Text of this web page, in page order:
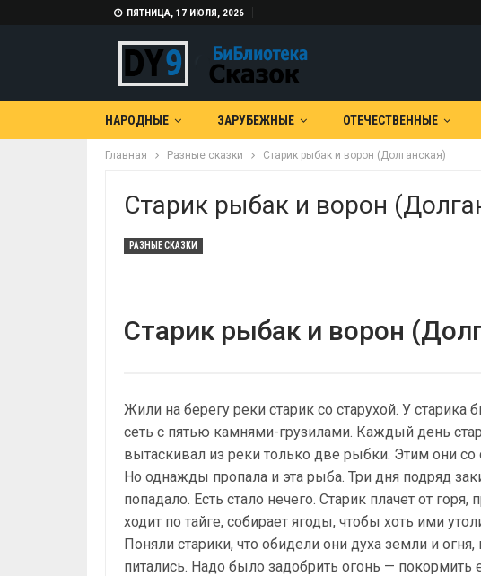
ПЯТНИЦА, 17 ИЮЛЯ, 2026
НАРОДНЫЕ ЗАРУБЕЖНЫЕ ОТЕЧЕСТВЕННЫЕ
Главная Разные сказки Старик рыбак и ворон (Долганская)
Старик рыбак и ворон
РАЗНЫЕ СКАЗКИ
Старик рыбак и ворон
Жили на берегу реки старик со старухой. У старика
сеть с пятью камнями-грузилами. Каждый день
вытаскивал из реки только две рыбки. Этим они со
Но однажды пропала и эта рыба. Три дня подряд
попадало. Есть стало нечего. Старик плачет от
ходит по тайге, собирает ягоды, чтобы хоть ими
Поняли старики, что обидели они духа земли и
питались. Надо было задобрить огонь — покормить